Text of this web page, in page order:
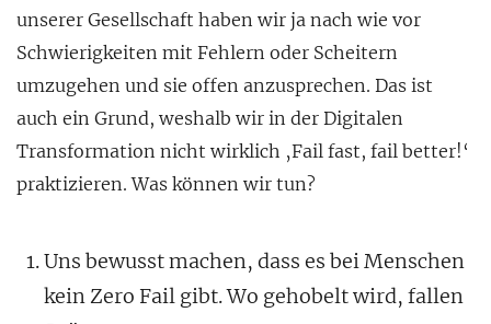
unserer Gesellschaft haben wir ja nach wie vor
Schwierigkeiten mit Fehlern oder Scheitern
umzugehen und sie offen anzusprechen. Das ist
auch ein Grund, weshalb wir in der Digitalen
Transformation nicht wirklich ‚Fail fast, fail better!‘
praktizieren. Was können wir tun?
Uns bewusst machen, dass es bei Menschen
kein Zero Fail gibt. Wo gehobelt wird, fallen